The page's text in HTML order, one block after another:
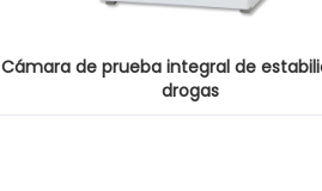
Cámara de prueba integral de
drogas